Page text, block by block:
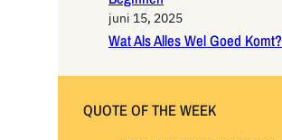
juni 15, 2025
Wat Als Alles Wel Goed Komt?
QUOTE OF THE WEEK